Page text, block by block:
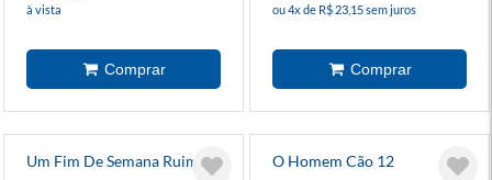
à vista ou 4x de R$ 23,15 sem juros
Um Fim De Semana Ruim O Homem Cão 12